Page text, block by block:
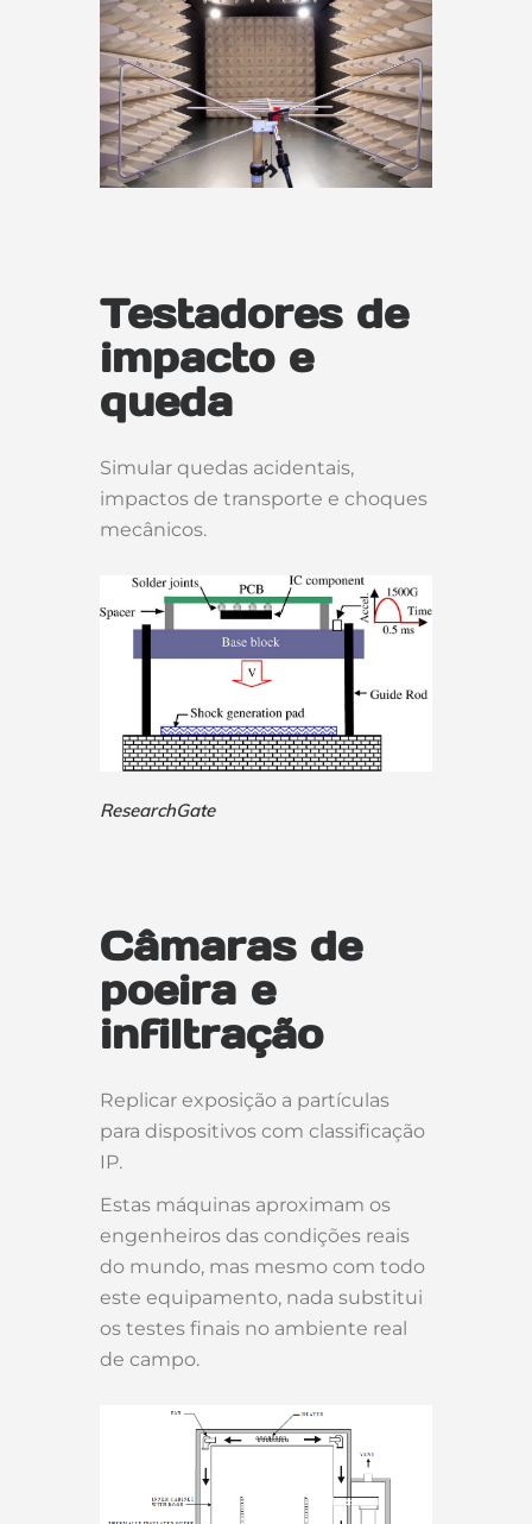
Testadores de
impacto e
queda
Simular quedas acidentais,
impactos de transporte e choques
mecânicos.
ResearchGate
Câmaras de
poeira e
infiltração
Replicar exposição a partículas
para dispositivos com classificação
IP.
Estas máquinas aproximam os
engenheiros das condições reais
do mundo, mas mesmo com todo
este equipamento, nada substitui
os testes finais no ambiente real
de campo.